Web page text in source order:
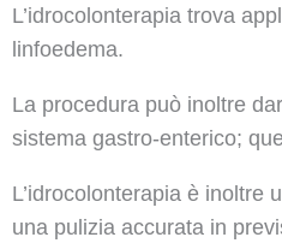
L’idrocolonterapia trova
linfoedema.
La procedura può inoltre
sistema gastro-enterico;
L’idrocolonterapia è inoltre
una pulizia accurata in